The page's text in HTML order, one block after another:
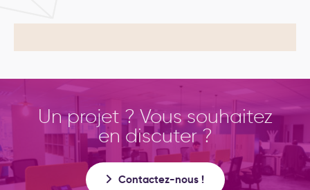
Un projet ? Vous souhaitez
en discuter ?
Contactez-nous !